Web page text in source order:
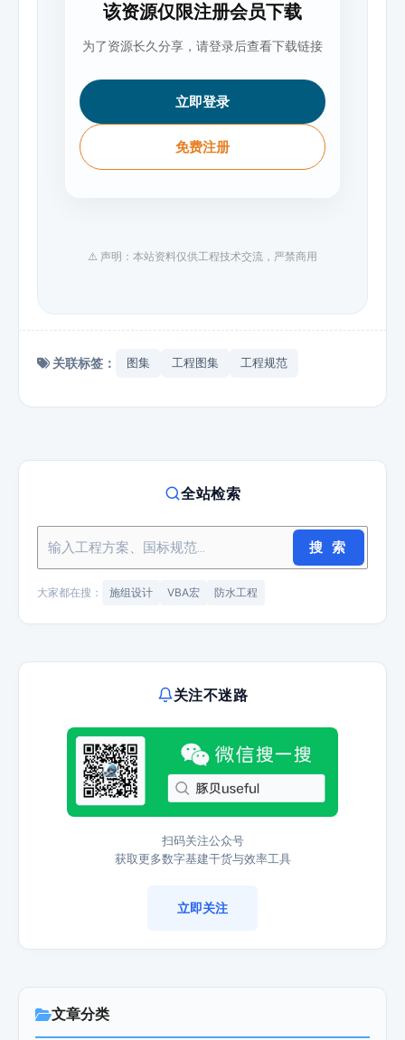
该资源仅限注册会员下载
为了资源长久分享，请登录后查看下载链接
立即登录
免费注册
⚠️ 声明：本站资料仅供工程技术交流，严禁商用
关联标签： 图集 工程图集 工程规范
全站检索
搜 索
大家都在搜： 施组设计 VBA宏 防水工程
关注不迷路
扫码关注公众号
获取更多数字基建干货与效率工具
立即关注
文章分类